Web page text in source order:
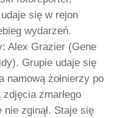
się w rejon
wydarzeń.
Alex Grazier (Gene
Grupie udaje się
namową żołnierzy po
zmarłego
zginął. Staje się